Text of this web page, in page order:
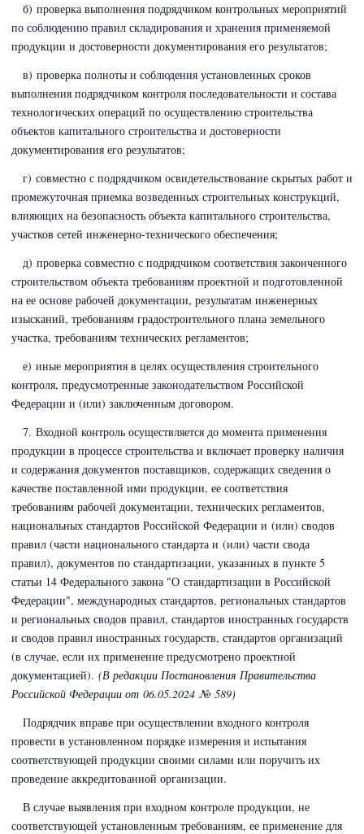
б) проверка выполнения подрядчиком контрольных мероприятий
по соблюдению правил складирования и хранения применяемой
продукции и достоверности документирования его результатов;
в) проверка полноты и соблюдения установленных сроков
выполнения подрядчиком контроля последовательности и состава
технологических операций по осуществлению строительства
объектов капитального строительства и достоверности
документирования его результатов;
г) совместно с подрядчиком освидетельствование скрытых работ и
промежуточная приемка возведенных строительных конструкций,
влияющих на безопасность объекта капитального строительства,
участков сетей инженерно-технического обеспечения;
д) проверка совместно с подрядчиком соответствия законченного
строительством объекта требованиям проектной и подготовленной
на ее основе рабочей документации, результатам инженерных
изысканий, требованиям градостроительного плана земельного
участка, требованиям технических регламентов;
е) иные мероприятия в целях осуществления строительного
контроля, предусмотренные законодательством Российской
Федерации и (или) заключенным договором.
7. Входной контроль осуществляется до момента применения
продукции в процессе строительства и включает проверку наличия
и содержания документов поставщиков, содержащих сведения о
качестве поставленной ими продукции, ее соответствия
требованиям рабочей документации, технических регламентов,
национальных стандартов Российской Федерации и (или) сводов
правил (части национального стандарта и (или) части свода
правил), документов по стандартизации, указанных в пункте 5
статьи 14 Федерального закона "О стандартизации в Российской
Федерации", международных стандартов, региональных стандартов
и региональных сводов правил, стандартов иностранных государств
и сводов правил иностранных государств, стандартов организаций
(в случае, если их применение предусмотрено проектной
документацией). (В редакции Постановления Правительства
Российской Федерации от 06.05.2024 № 589)
Подрядчик вправе при осуществлении входного контроля
провести в установленном порядке измерения и испытания
соответствующей продукции своими силами или поручить их
проведение аккредитованной организации.
В случае выявления при входном контроле продукции, не
соответствующей установленным требованиям, ее применение для